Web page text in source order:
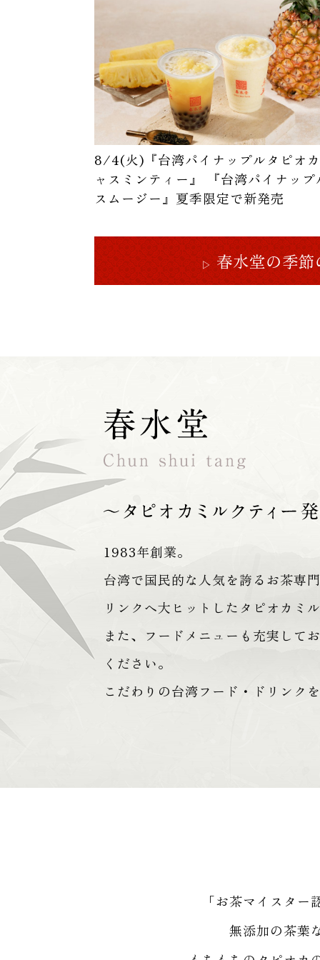
8/4(火)『台湾パイナップルタピオ
ャスミンティー』 『台湾パイナップ
スムージー』夏季限定で新発売
▷ 春水堂の季
1983年創業。
台湾で国民的な人気を誇るお茶専
リンクへ大ヒットしたタピオカミ
また、フードメニューも充実して
ください。
こだわりの台湾フード・ドリンク
「お茶マイスタ
無添加の茶葉